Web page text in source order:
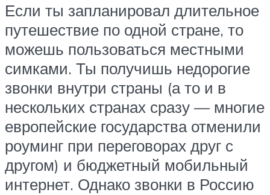
Если ты запланировал длительное
путешествие по одной стране, то
можешь пользоваться местными
симками. Ты получишь недорогие
звонки внутри страны (а то и в
нескольких странах сразу — многие
европейские государства отменили
роуминг при переговорах друг с
другом) и бюджетный мобильный
интернет. Однако звонки в Россию